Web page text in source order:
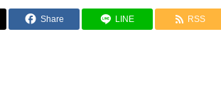
Share LINE RSS